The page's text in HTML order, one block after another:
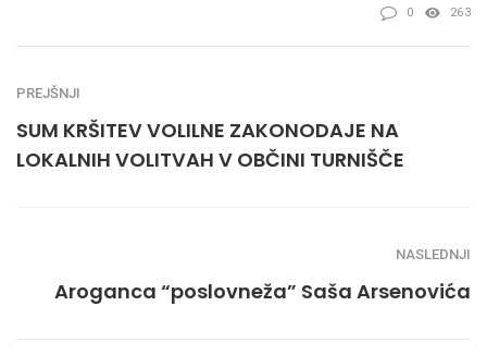
0 263
PREJŠNJI
SUM KRŠITEV VOLILNE ZAKONODAJE NA
LOKALNIH VOLITVAH V OBČINI TURNIŠČE
NASLEDNJI
Aroganca “poslovneža” Saša Arsenovića